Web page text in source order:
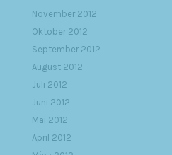
November 2012
Oktober 2012
September 2012
August 2012
Juli 2012
Juni 2012
Mai 2012
April 2012